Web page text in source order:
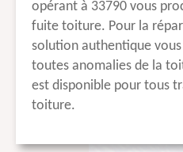
opérant à 33790 vous
fuite toiture. Pour la
solution authentique
toutes anomalies de la
est disponible pour tous
toiture.